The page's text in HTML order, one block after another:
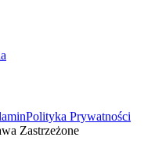
Polityka Prywatności
Zastrzeżone